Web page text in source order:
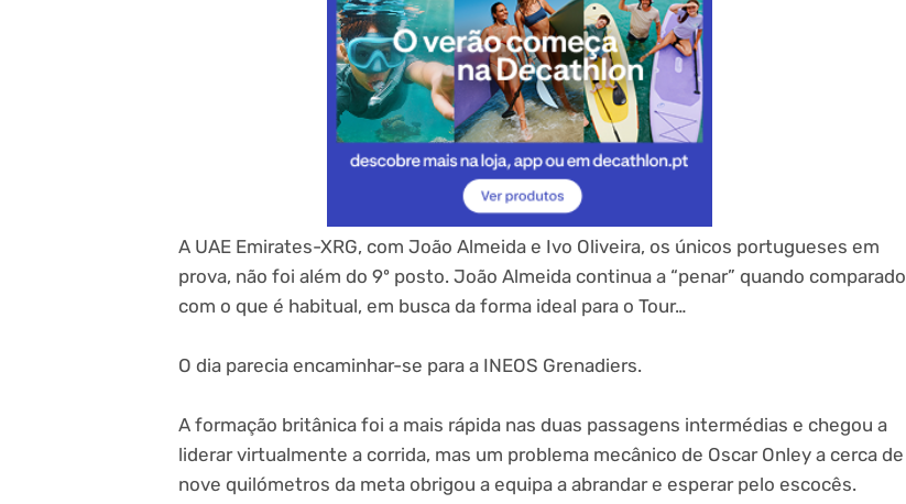
A UAE Emirates-XRG, com João Almeida e Ivo Oliveira, os únicos portugueses em
prova, não foi além do 9º posto. João Almeida continua a “penar” quando comparado
com o que é habitual, em busca da forma ideal para o Tour…
O dia parecia encaminhar-se para a INEOS Grenadiers.
A formação britânica foi a mais rápida nas duas passagens intermédias e chegou a
liderar virtualmente a corrida, mas um problema mecânico de Oscar Onley a cerca de
nove quilómetros da meta obrigou a equipa a abrandar e esperar pelo escocês.